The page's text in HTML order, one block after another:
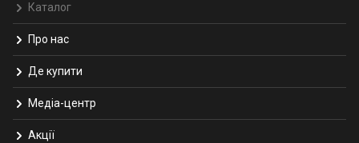
Каталог
Про нас
Де купити
Медіа-центр
Акції